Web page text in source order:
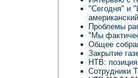
"Сегодня" и
Проблемы
"Мы
Общее
Закрытие
НТВ:
Сотрудники